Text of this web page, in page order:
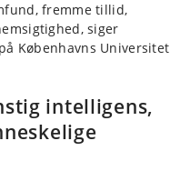
fremme tillid,
siger
Københavns Universitet
intelligens,